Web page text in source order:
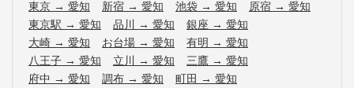
東京 → 愛知 新宿 → 愛知 池袋 → 愛知 原宿 → 愛知
東京駅 → 愛知 品川 → 愛知 銀座 → 愛知
大崎 → 愛知 お台場 → 愛知 有明 → 愛知
八王子 → 愛知 立川 → 愛知 三鷹 → 愛知
府中 → 愛知 調布 → 愛知 町田 → 愛知